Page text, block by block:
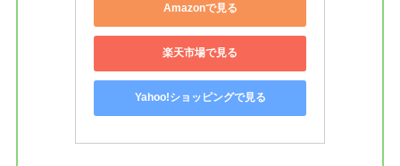
Amazonで見る
楽天市場で見る
Yahoo!ショッピングで見る